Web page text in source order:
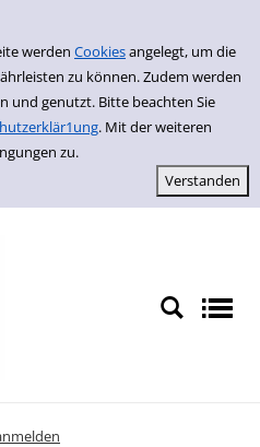
werden Cookiesangelegt, um die
zu können. Zudem werden
und genutzt. Bitte beachten Sie
. Mit der weiteren
zu.